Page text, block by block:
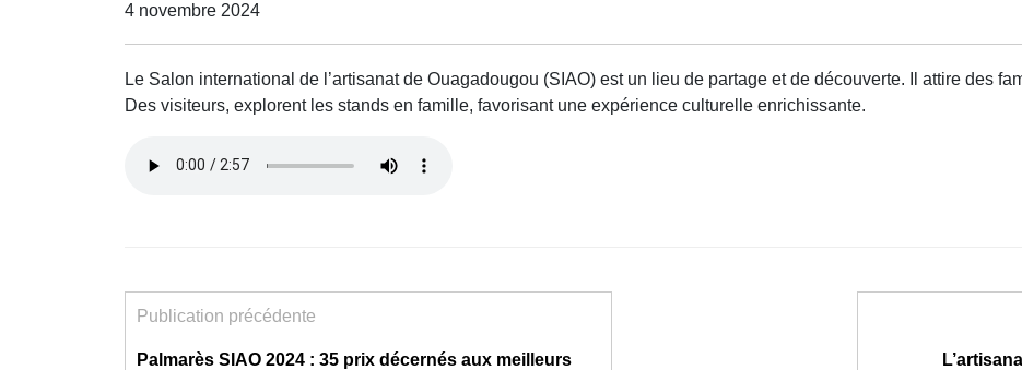
4 novembre 2024
Le Salon international de l’artisanat de Ouagadougou (SIAO) est un lieu de partage et de découverte. Il attire des
Des visiteurs, explorent les stands en famille, favorisant une expérience culturelle enrichissante.
Publication précédente
Palmarès SIAO 2024 : 35 prix décernés aux meilleurs